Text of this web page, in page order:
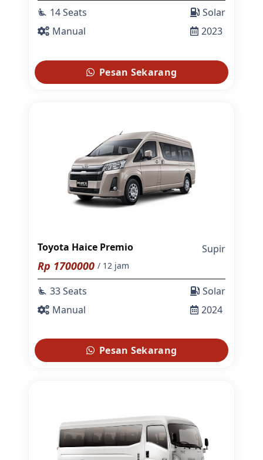
airline_seat_recline_extra 14 Seats
Manual
Solar
2023
Pesan Sekarang
Toyota Haice Premio Supir
Rp 1700000 / 12 jam
airline_seat_recline_extra 33 Seats
Manual
Solar
2024
Pesan Sekarang